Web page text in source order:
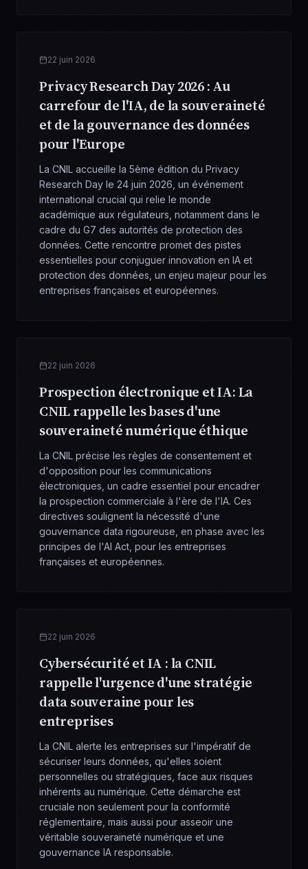
22 juin 2026
Privacy Research Day 2026 : Au
carrefour de l'IA, de la souveraineté
et de la gouvernance des données
pour l'Europe
La CNIL accueille la 5ème édition du Privacy
Research Day le 24 juin 2026, un événement
international crucial qui relie le monde
académique aux régulateurs, notamment dans le
cadre du G7 des autorités de protection des
données. Cette rencontre promet des pistes
essentielles pour conjuguer innovation en IA et
protection des données, un enjeu majeur pour les
entreprises françaises et européennes.
22 juin 2026
Prospection électronique et IA: La
CNIL rappelle les bases d'une
souveraineté numérique éthique
La CNIL précise les règles de consentement et
d'opposition pour les communications
électroniques, un cadre essentiel pour encadrer
la prospection commerciale à l'ère de l'IA. Ces
directives soulignent la nécessité d'une
gouvernance data rigoureuse, en phase avec les
principes de l'AI Act, pour les entreprises
françaises et européennes.
22 juin 2026
Cybersécurité et IA : la CNIL
rappelle l'urgence d'une stratégie
data souveraine pour les
entreprises
La CNIL alerte les entreprises sur l'impératif de
sécuriser leurs données, qu'elles soient
personnelles ou stratégiques, face aux risques
inhérents au numérique. Cette démarche est
cruciale non seulement pour la conformité
réglementaire, mais aussi pour asseoir une
véritable souveraineté numérique et une
gouvernance IA responsable.